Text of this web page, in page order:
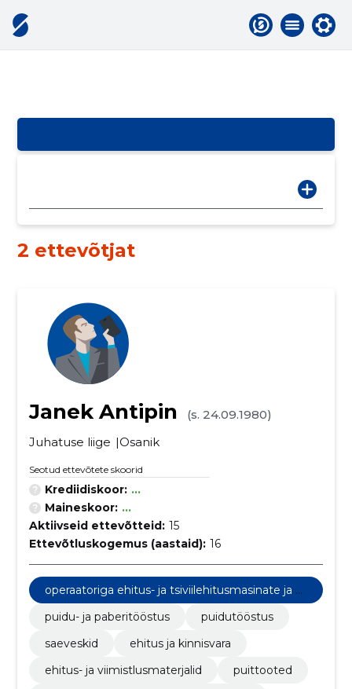
2 ettevõtjat
Janek Antipin
(s. 24.09.1980)
Juhatuse liige
Osanik
Seotud ettevõtete skoorid
Krediidiskoor: ...
Maineskoor: ...
Aktiivseid ettevõtteid: 15
Ettevõtluskogemus (aastaid): 16
operaatoriga ehitus- ja tsiviilehitusmasinate ja s
eadmete rent
puidu- ja paberitööstus
puidutööstus
saeveskid
ehitus ja kinnisvara
ehitus- ja viimistlusmaterjalid
puittooted